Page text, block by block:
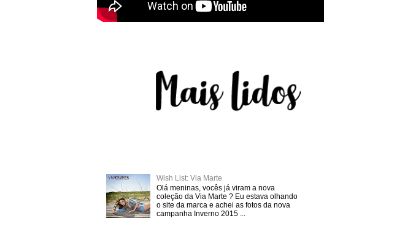
Wish List: Via Marte
Olá meninas, vocês já viram a nova
coleção da Via Marte ? Eu estava olhando
o site da marca e achei as fotos da nova
campanha Inverno 2015 ...